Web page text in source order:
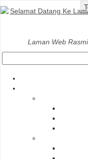
Laman Web
Laman Utama>Galeri
ANUGERAH
SENARAI ANUGERAH
ANUGERAH DAN
2023